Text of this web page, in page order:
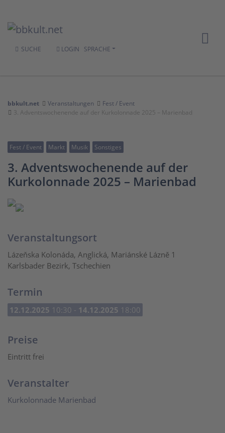
SUCHE LOGIN SPRACHE
bbkult.net Veranstaltungen
Fest / Event
3. Adventswochenende auf der Kurkolonnade 2025 – Marienbad
Fest / Event Markt Musik Sonstiges
3. Adventswochenende auf der
Kurkolonnade 2025 – Marienbad
Veranstaltungsort
Lázeňska Kolonáda, Anglická, Mariánské Lázně 1
Karlsbader Bezirk, Tschechien
Termin
12.12.2025 10:30 - 14.12.2025 18:00
Preise
Eintritt frei
Veranstalter
Kurkolonnade Marienbad